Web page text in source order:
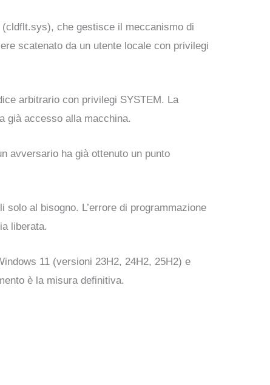
che gestisce il meccanismo di
scatenato da un utente locale con privilegi
arbitrario con privilegi SYSTEM. La
già accesso alla macchina.
avversario ha già ottenuto un punto
al bisogno. L’errore di programmazione
liberata.
11 (versioni 23H2, 24H2, 25H2) e
è la misura definitiva.